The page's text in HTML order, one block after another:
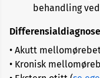
behandling
• Akutt
• Kronisk